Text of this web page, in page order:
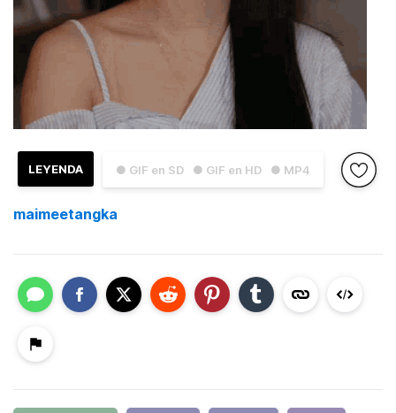
● GIF en SD ● GIF en HD ● MP4
LEYENDA
maimeetangka